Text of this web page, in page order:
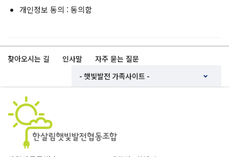
개인정보 동의 : 동의함
찾아오시는 길 인사말 자주 묻는 질문